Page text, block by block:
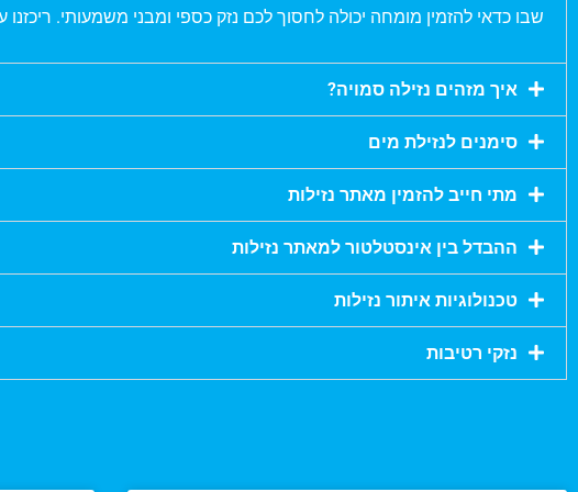
שבו כדאי להזמין מומחה יכולה לחסוך לכם נזק כספי ומבני משמעותי.
איך מזהים נזילה סמויה?
סימנים לנזילת מים
מתי חייב להזמין מאתר נזילות
ההבדל בין אינסטלטור למאתר נזילות
טכנולוגיות איתור נזילות
נזקי רטיבות